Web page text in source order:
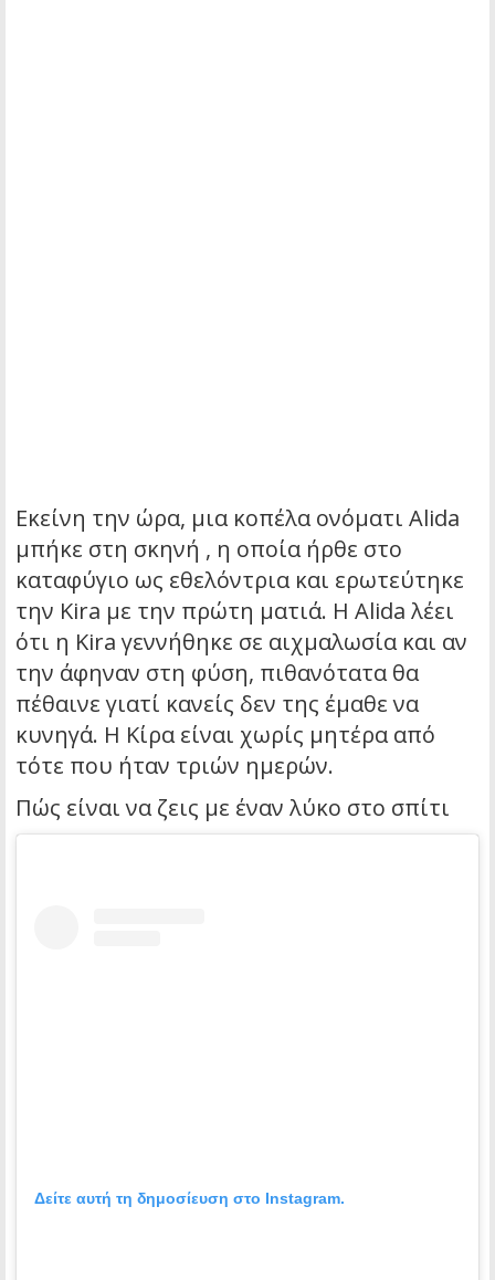
Εκείνη την ώρα, μια κοπέλα ονόματι Alida
μπήκε στη σκηνή , η οποία ήρθε στο
καταφύγιο ως εθελόντρια και ερωτεύτηκε
την Kira με την πρώτη ματιά. Η Alida λέει
ότι η Kira γεννήθηκε σε αιχμαλωσία και αν
την άφηναν στη φύση, πιθανότατα θα
πέθαινε γιατί κανείς δεν της έμαθε να
κυνηγά. Η Κίρα είναι χωρίς μητέρα από
τότε που ήταν τριών ημερών.
Πώς είναι να ζεις με έναν λύκο στο σπίτι
Δείτε αυτή τη δημοσίευση στο Instagram.